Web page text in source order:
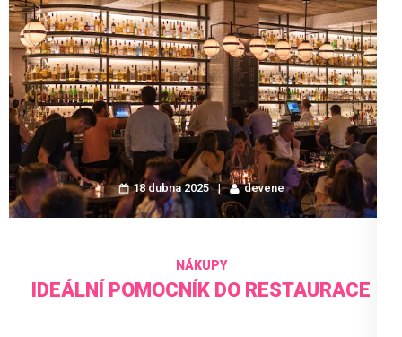
18 dubna 2025 devene
NÁKUPY
IDEÁLNÍ POMOCNÍK DO RESTAURACE